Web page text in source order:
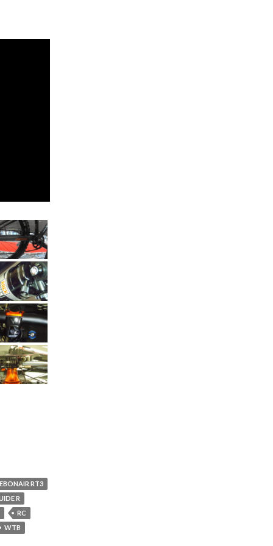
RT3
R
RC
WTB